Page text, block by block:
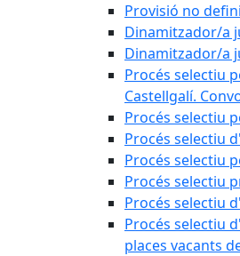
Provisió no
Dinamitzador/a
Dinamitzador/a
Procés selectiu
Castellgalí.
Procés selectiu
Procés selectiu
Procés selectiu
Procés selectiu
Procés selectiu
Procés selectiu
places vacants